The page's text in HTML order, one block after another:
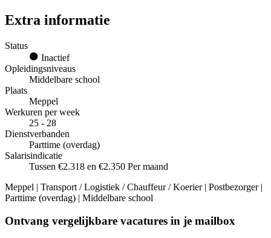
Extra informatie
Status
Inactief
Opleidingsniveaus
Middelbare school
Plaats
Meppel
Werkuren per week
25 - 28
Dienstverbanden
Parttime (overdag)
Salarisindicatie
Tussen €2.318 en €2.350 Per maand
Meppel | Transport / Logistiek / Chauffeur / Koerier | Postbezorger |
Parttime (overdag) | Middelbare school
Ontvang vergelijkbare vacatures in je mailbox